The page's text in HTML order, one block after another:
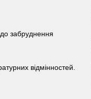
до забруднення
відмінностей.